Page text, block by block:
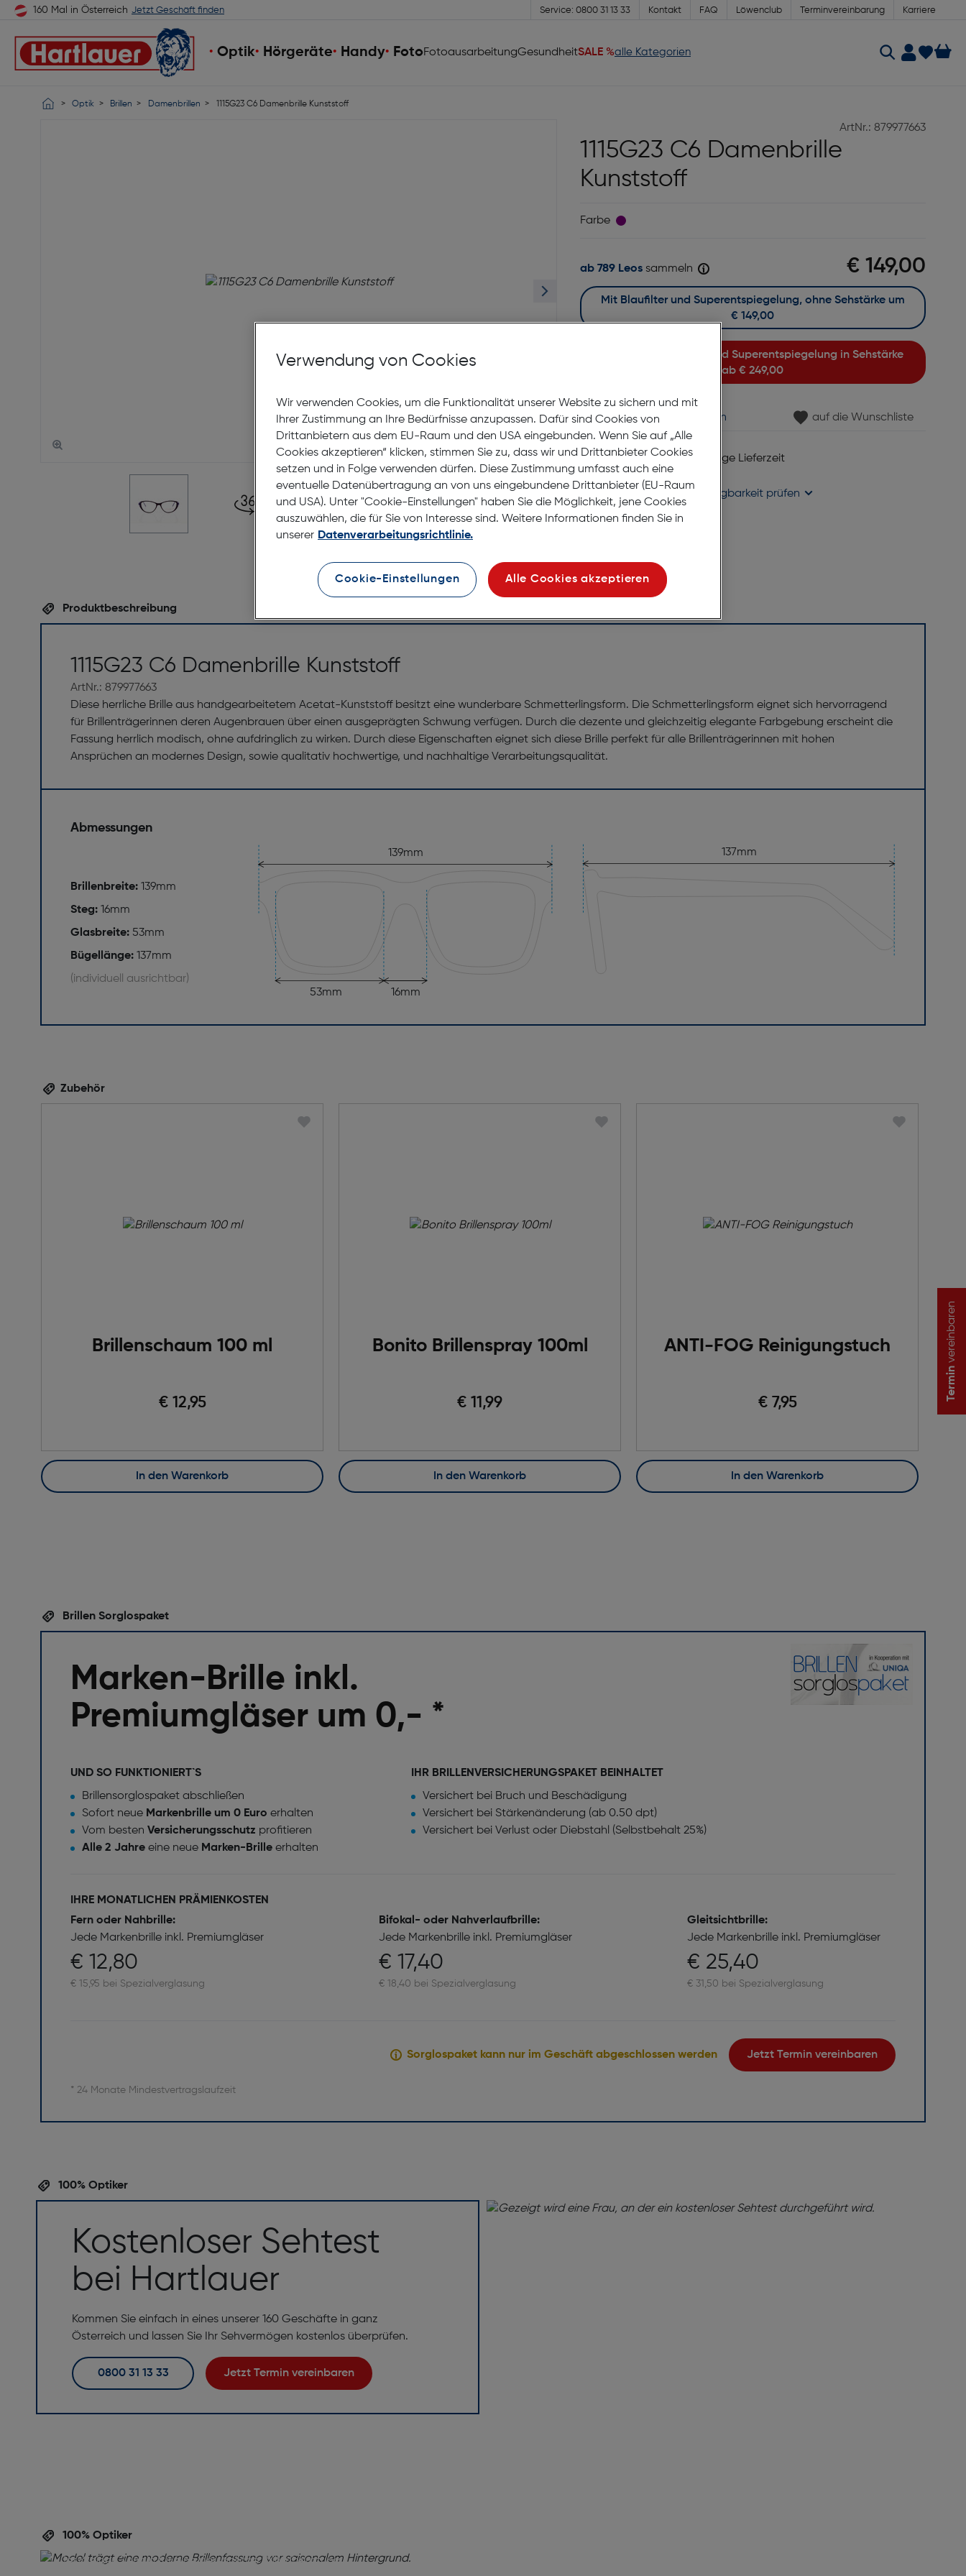
160 Mal in Österreich Jetzt Geschäft finden Service: 0800 31 13 33 Kontakt FAQ Löwenclub Terminvereinbarung Karriere
Optik Hörgeräte Handy FotoFotoausarbeitungGesundheitSALE %alle Kategorien
Optik Brillen Damenbrillen 1115G23 C6 Damenbrille Kunststoff
ArtNr.: 879977663
1115G23 C6 Damenbrille
Kunststoff
Farbe
€ 149,00
ab 789 Leossammeln
ab€ 249,00
€ 149,00
Jetzt Termin vereinbaren auf die Wunschliste
Lagernd | 6 bis 8 Werktage Lieferzeit
Nach Hause liefern
Selbstabholung in
Verfügbarkeit prüfen
Produktbeschreibung
1115G23 C6 Damenbrille Kunststoff
ArtNr.: 879977663
Diese herrliche Brille aus handgearbeitetem Acetat-Kunststoff besitzt eine wunderbare Schmetterlingsform. Die Schmetterlingsform eignet sich hervorragend
für Brillenträgerinnen deren Augenbrauen über einen ausgeprägten Schwung verfügen. Durch die dezente und gleichzeitig elegante Farbgebung erscheint die
Fassung herrlich modisch, ohne aufdringlich zu wirken. Durch diese Eigenschaften eignet sich diese Brille perfekt für alle Brillenträgerinnen mit hohen
Ansprüchen an modernes Design, sowie qualitativ hochwertige, und nachhaltige Verarbeitungsqualität.
Abmessungen
Brillenbreite: 139mm
Steg: 16mm
Glasbreite: 53mm
Bügellänge: 137mm
(individuell ausrichtbar)
139mm
16mm
53mm
137mm
Zubehör
Brillenschaum 100 ml
€ 12,95
In den Warenkorb
Bonito Brillenspray 100ml
€ 11,99
In den Warenkorb
ANTI-FOG Reinigungstuch
€ 7,95
In den Warenkorb
Brillen Sorglospaket
Marken-Brille inkl.
Premiumgläser um 0,- *
UND SO FUNKTIONIERT`S
Brillensorglospaket abschließen
Sofort neue Markenbrille um 0 Euro erhalten
Vom besten Versicherungsschutz profitieren
Alle 2 Jahre eine neue Marken-Brille erhalten
IHR BRILLENVERSICHERUNGSPAKET BEINHALTET
Versichert bei Bruch und Beschädigung
Versichert bei Stärkenänderung (ab 0.50 dpt)
Versichert bei Verlust oder Diebstahl (Selbstbehalt 25%)
IHRE MONATLICHEN PRÄMIENKOSTEN
Fern oder Nahbrille:
Jede Markenbrille inkl. Premiumgläser
€ 12,80
€ 15,95 bei Spezialverglasung
Bifokal- oder Nahverlaufbrille:
Jede Markenbrille inkl. Premiumgläser
€ 17,40
€ 18,40 bei Spezialverglasung
Gleitsichtbrille:
Jede Markenbrille inkl. Premiumgläser
€ 25,40
€ 31,50 bei Spezialverglasung
Sorglospaket kann nur im Geschäft abgeschlossen werden Jetzt Termin vereinbaren
* 24 Monate Mindestvertragslaufzeit
100% Optiker
Kostenloser Sehtest
bei Hartlauer
Kommen Sie einfach in eines unserer 160 Geschäfte in ganz
Österreich und lassen Sie Ihr Sehvermögen kostenlos überprüfen.
0800 31 13 33 Jetzt Termin vereinbaren
100% Optiker
Ihre Augen verdienen die beste Betreuung! Vereinbaren Sie
jetzt einen Termin für eine persönliche Brillenberatung
Termin
vereinbaren
Verwendung von Cookies
Wir verwenden Cookies, um die Funktionalität unserer Website zu sichern und mit
Ihrer Zustimmung an Ihre Bedürfnisse anzupassen. Dafür sind Cookies von
Drittanbietern aus dem EU-Raum und den USA eingebunden. Wenn Sie auf „Alle
Cookies akzeptieren“ klicken, stimmen Sie zu, dass wir und Drittanbieter Cookies
setzen und in Folge verwenden dürfen. Diese Zustimmung umfasst auch eine
eventuelle Datenübertragung an von uns eingebundene Drittanbieter (EU-Raum
und USA). Unter "Cookie-Einstellungen" haben Sie die Möglichkeit, jene Cookies
auszuwählen, die für Sie von Interesse sind. Weitere Informationen finden Sie in
unserer Datenverarbeitungsrichtlinie.
Cookie-Einstellungen Alle Cookies akzeptieren